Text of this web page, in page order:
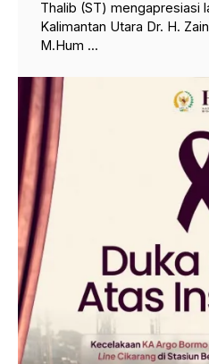
Thalib (ST) mengapresiasi
Kalimantan Utara Dr. H.
M.Hum ...